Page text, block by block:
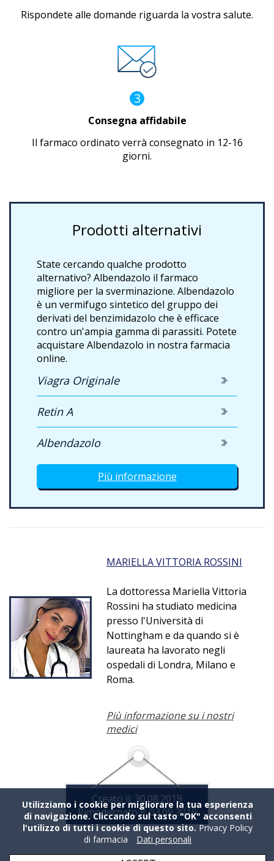
Rispondete alle domande riguarda la vostra salute.
3
Consegna affidabile
Il farmaco ordinato verrà consegnato in 12-16
giorni.
Prodotti alternativi
State cercando qualche prodotto
alternativo? Albendazolo il farmaco
migliore per la sverminazione. Albendazolo
è un vermifugo sintetico del gruppo dei
derivati del benzimidazolo che è efficace
contro un'ampia gamma di parassiti. Potete
acquistare Albendazolo in nostra farmacia
online.
Viagra Originale
Retin A
Albendazolo
Più informazione
MARIELLA VITTORIA ROSSINI
La dottoressa Mariella Vittoria
Rossini ha studiato medicina
presso l'Università di
Nottingham e da quando si è
laureata ha lavorato negli
ospedali di Londra, Milano e
Roma.
Più informazione su i nostri
medici
Creato il: 30.08.2019
Rimodernato il: 03.09.2019
Utilizziamo i cookie per migliorare la tua esperienza
di navigazione. Cliccando sul tasto "OK" acconsenti
l'utilizzo di tutti i cookie di questo sito.Privacy Policy
di farmacia
Dati personali